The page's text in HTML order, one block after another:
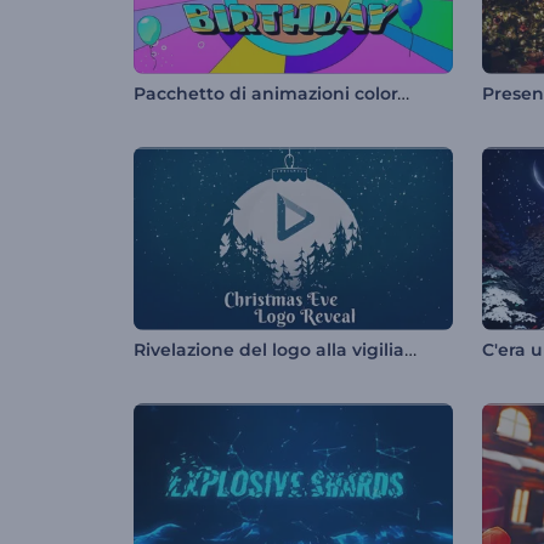
Pacchetto di animazioni colorate per compleanno
Rivelazione del logo alla vigilia di Natale C'era